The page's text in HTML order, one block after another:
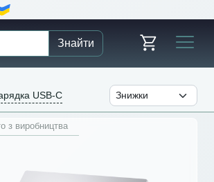
Знайти
USB-C
з виробництва